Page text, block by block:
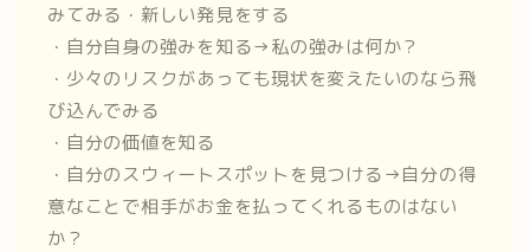
みてみる・新しい発見をする
・自分自身の強みを知る→私の強みは何か？
・少々のリスクがあっても現状を変えたいのなら飛
び込んでみる
・自分の価値を知る
・自分のスウィートスポットを見つける→自分の得
意なことで相手がお金を払ってくれるものはない
か？